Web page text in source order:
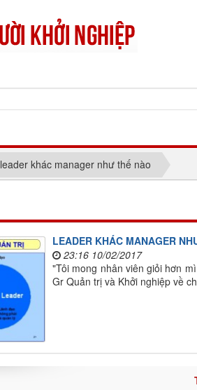
leader khác manager như thế nào
LEADER KHÁC MANAGER
23:16 10/02/2017
"Tôi mong nhân viên giỏi hơn
Gr Quản trị và Khởi nghiệp về